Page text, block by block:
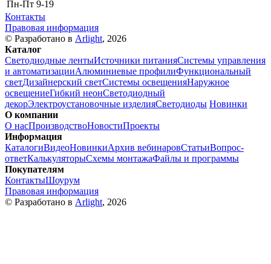
Пн-Пт 9-19
Контакты
Правовая информация
© Разработано в Arlight, 2026
Каталог
Светодиодные лентыИсточники питанияСистемы управления
и автоматизацииАлюминиевые профилиФункциональный
светДизайнерский светСистемы освещенияНаружное
освещениеГибкий неонСветодиодный
декорЭлектроустановочные изделияСветодиоды Новинки
О компании
О насПроизводствоНовостиПроекты
Информация
КаталогиВидеоНовинкиАрхив вебинаровСтатьиВопрос-
ответКалькуляторыСхемы монтажаФайлы и программы
Покупателям
КонтактыШоурум
Правовая информация
© Разработано в Arlight, 2026